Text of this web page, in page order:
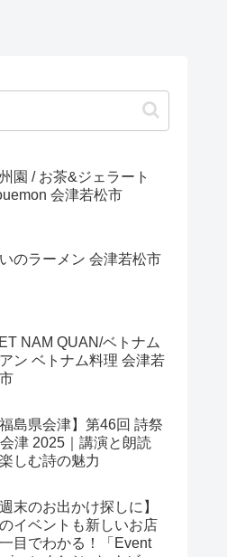
園 / お茶&ジェラート
会津若松市
のラーメン 会津若松市
NAM QUAN/ベトナム
ン ベトナム料理 会津若
福島県会津】第46回 詩祭
津 2025｜講演と朗読
しむ詩の魅力
週末のお出かけ探しに】
イベントも新しいお店
目でわかる！「Event